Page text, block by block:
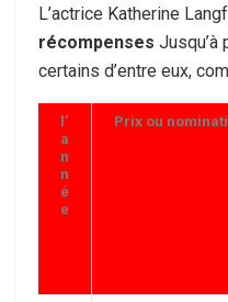
L’actrice Katherine
récompenses Jusqu’à
certains d’entre eux,
l’
a
n
n
é
e
Prix ​​ou